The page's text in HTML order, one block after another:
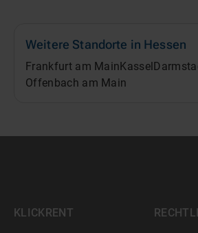
Weitere Standorte in Hessen
Frankfurt am Main Kassel
Offenbach am Main
KLICKRENT